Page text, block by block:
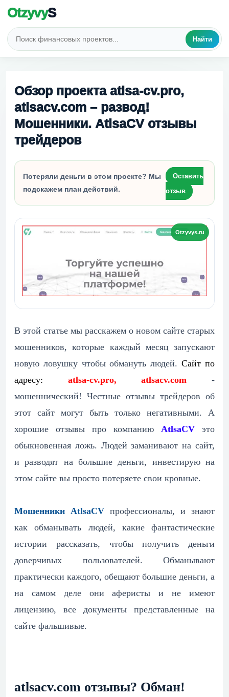
OtzyvyS
Найти
Обзор проекта atlsa-cv.pro,
atlsacv.com – развод!
Мошенники. AtlsaCV отзывы
трейдеров
Потеряли деньги в этом проекте? Мы
подскажем план действий.
Оставить
отзыв
В этой статье мы расскажем о новом сайте старых
мошенников, которые каждый месяц запускают
новую ловушку чтобы обмануть людей. Сайт по
адресу: atlsa-cv.pro, atlsacv.com -
мошеннический! Честные отзывы трейдеров об
этот сайт могут быть только негативными. А
хорошие отзывы про компанию AtlsaCV это
обыкновенная ложь. Людей заманивают на сайт,
и разводят на большие деньги, инвестирую на
этом сайте вы просто потеряете свои кровные.
Мошенники AtlsaCV профессионалы, и знают
как обманывать людей, какие фантастические
истории рассказать, чтобы получить деньги
доверчивых пользователей. Обманывают
практически каждого, обещают большие деньги, а
на самом деле они аферисты и не имеют
лицензию, все документы представленные на
сайте фальшивые.
atlsacv.com отзывы? Обман!